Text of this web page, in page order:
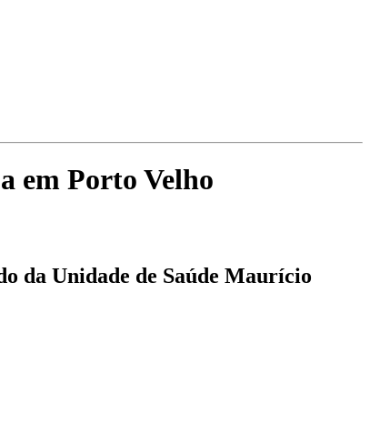
em Porto Velho
da Unidade de Saúde Maurício